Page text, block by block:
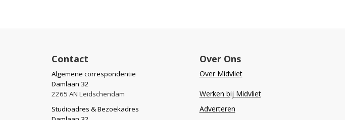
Contact
Algemene correspondentie
Damlaan 32
2265 AN Leidschendam
Studioadres & Bezoekadres
Over Ons
Over Midvliet
Werken bij Midvliet
Adverteren